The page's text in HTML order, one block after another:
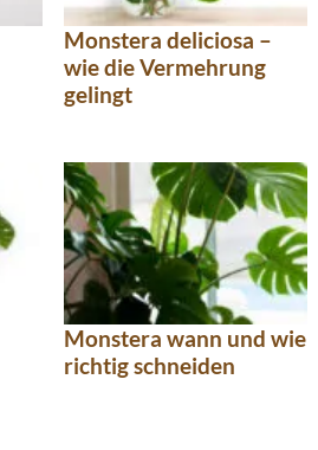
Monstera deliciosa –
wie die Vermehrung
gelingt
Monstera wann und wie
richtig schneiden